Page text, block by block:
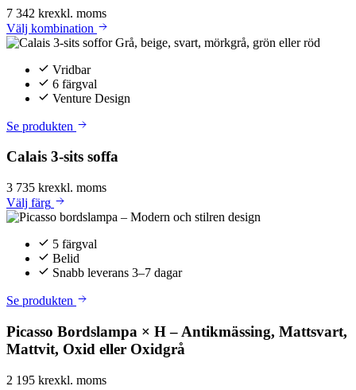
7 342 krexkl. moms
Välj kombination
Vridbar
6 färgval
Venture Design
Se produkten
Calais 3-sits soffa
3 735 krexkl. moms
Välj färg
5 färgval
Belid
Snabb leverans 3–7 dagar
Se produkten
Picasso Bordslampa × H – Antikmässing, Mattsvart,
Mattvit, Oxid eller Oxidgrå
2 195 krexkl. moms